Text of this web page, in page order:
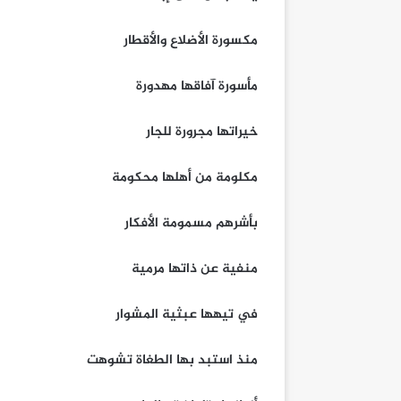
مكسورة الأضلاع والأقطار
مأسورة آفاقها مهدورة
خيراتها مجرورة للجار
مكلومة من أهلها محكومة
بأشرهم مسمومة الأفكار
منفية عن ذاتها مرمية
في تيهها عبثية المشوار
منذ استبد بها الطغاة تشوهت